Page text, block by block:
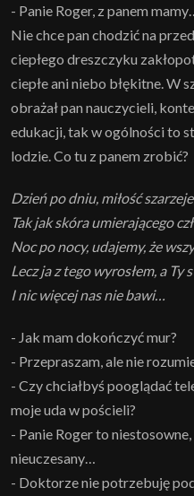
- Panie Roger, z panem
Nie chce pan chodzić na
ciepłego dreszczyku
ciepłe ani niebo błękitne. W
obrażał pan nauczycieli,
edukacji, tak w ogólności to
lodzie. Co tu z panem zrobić?
Dzień po dniu, miłość szarzeje
Tak jak skóra umierającego
Noc po nocy, udajemy, że
Lecz ja z tego wyrosłem, a Ty
I nic więcej nas nie bawi…
- Jak mam dokończyć mur?
- Przepraszam, ale nie
- Czy chciałbyś pooglądać
moje uda w pościeli?
- Panie Roger to
nieuczesany…
- Doktorze nie potrzebuję